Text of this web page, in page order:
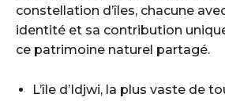
constellation d’îles, chacune
identité et sa contribution
ce patrimoine naturel partagé.
L’île d’Idjwi, la plus vaste de